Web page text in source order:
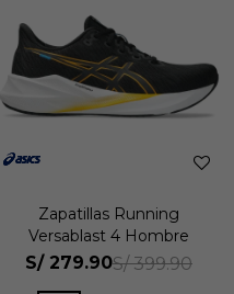
Zapatillas Running
Versablast 4 Hombre
S/ 279.90S/ 399.90